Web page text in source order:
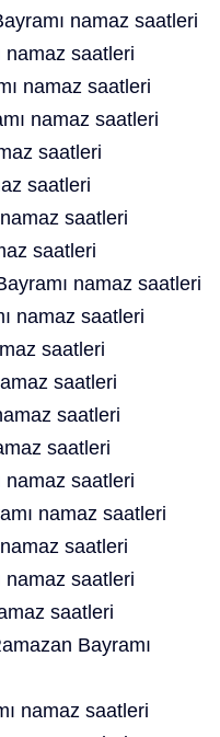
namaz saatleri
namaz saatleri
namaz saatleri
namaz saatleri
saatleri
saatleri
saatleri
saatleri
namaz saatleri
namaz saatleri
saatleri
saatleri
saatleri
saatleri
namaz saatleri
namaz saatleri
saatleri
namaz saatleri
saatleri
Bayramı
namaz saatleri